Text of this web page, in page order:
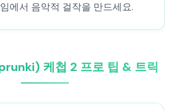
에서 음악적 걸작을 만드세요.
케첩 2 프로 팁 & 트릭